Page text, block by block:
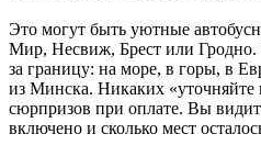
Это могут быть уютные
Мир, Несвиж, Брест или
за границу: на море, в горы, в
из Минска. Никаких «уточняйте
сюрпризов при оплате. Вы
включено и сколько мест